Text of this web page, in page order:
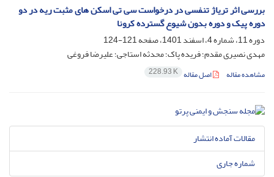
بررسی اثر تریاژ تنفسی در درخواست سی تی اسکن های مثبت ریه در دو
دوره پیک و دوره بدون شیوع گسترده کرونا
دوره 11، شماره 4، اسفند 1401، صفحه
121-124
مهدی نصیری مقدم؛ فریده پاک؛ محدثه استاجی؛ علیرضا فروغی
مشاهده مقاله اصل مقاله 228.93 K
مقالات آماده انتشار
شماره جاری